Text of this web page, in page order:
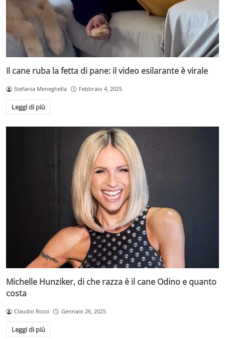
Il cane ruba la fetta di pane: il video esilarante è virale
Stefania Meneghella Febbraio 4, 2025
Leggi di più
Michelle Hunziker, di che razza è il cane Odino e quanto
costa
Claudio Rossi Gennaio 26, 2025
Leggi di più